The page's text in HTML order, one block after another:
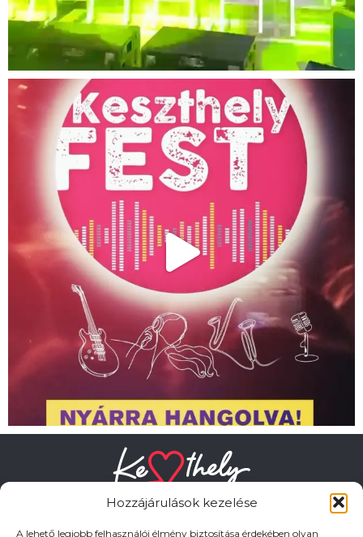
Hozzájárulások kezelése
A lehető legjobb felhasználói élmény biztosítása érdekében olyan